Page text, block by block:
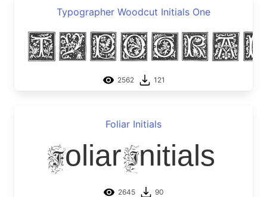
Typographer Woodcut Initials One
2562 121
Foliar Initials
Foliar Initials
2645 90